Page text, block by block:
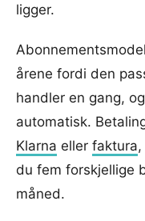
ligger.
årene fordi den
handler en gang,
automatisk.
Klarna eller faktura
du fem forskjellige
måned.